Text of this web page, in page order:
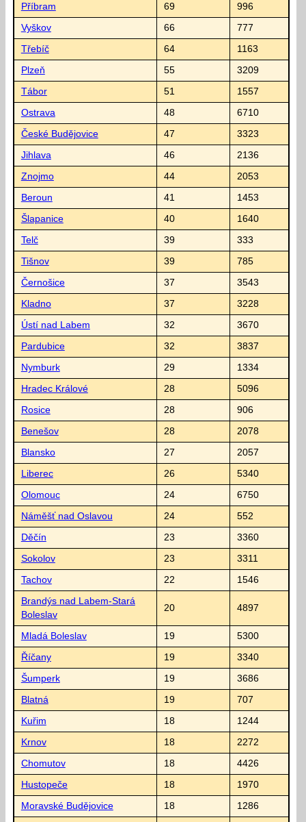
Příbram 69 996
Vyškov 66 777
Třebíč 64 1163
Plzeň 55 3209
Tábor 51 1557
Ostrava 48 6710
České Budějovice 47 3323
Jihlava 46 2136
Znojmo 44 2053
Beroun 41 1453
Šlapanice 40 1640
Telč 39 333
Tišnov 39 785
Černošice 37 3543
Kladno 37 3228
Ústí nad Labem 32 3670
Pardubice 32 3837
Nymburk 29 1334
Hradec Králové 28 5096
Rosice 28 906
Benešov 28 2078
Blansko 27 2057
Liberec 26 5340
Olomouc 24 6750
Náměšť nad Oslavou 24 552
Děčín 23 3360
Sokolov 23 3311
Tachov 22 1546
Brandýs nad Labem-Stará
Boleslav
20 4897
Mladá Boleslav 19 5300
Říčany 19 3340
Šumperk 19 3686
Blatná 19 707
Kuřim 18 1244
Krnov 18 2272
Chomutov 18 4426
Hustopeče 18 1970
Moravské Budějovice 18 1286